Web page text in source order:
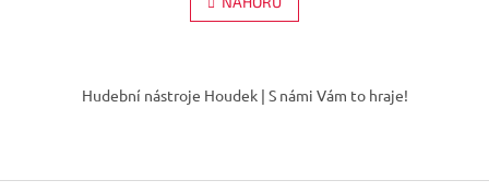
á
c
í
n
k
n
í
Hudební nástroje Houdek | S námi Vám to hraje!